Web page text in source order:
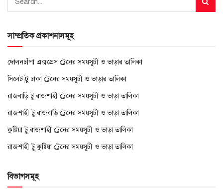
সাম্প্রতিক প্রকাশনাসমূহ
দোলনচাঁপা এক্সপ্রেস ট্রেনের সময়সূচী ও ভাড়ার তালিকা
সিলেট টু ঢাকা ট্রেনের সময়সূচী ও ভাড়ার তালিকা
রাজবাড়ি টু রাজশাহী ট্রেনের সময়সূচী ও ভাড়া তালিকা
রাজশাহী টু রাজবাড়ি ট্রেনের সময়সূচী ও ভাড়া তালিকা
কুষ্টিয়া টু রাজশাহী ট্রেনের সময়সূচী ও ভাড়া তালিকা
রাজশাহী টু কুষ্টিয়া ট্রেনের সময়সূচী ও ভাড়া তালিকা
বিভাগসমূহ